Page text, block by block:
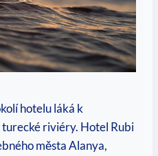
hotelu láká k
riviéry. Hotel Rubi
města Alanya,